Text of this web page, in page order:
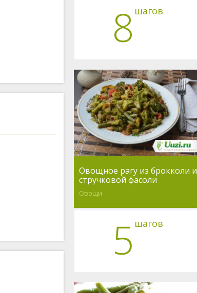
8 шагов
Овощное рагу из брокколи и
стручковой фасоли
Овощи
5 шагов